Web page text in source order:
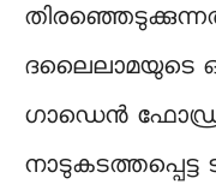
ദലൈലാമയുടെ
ഗാഡെൻ ഫോഡ്രാങ്